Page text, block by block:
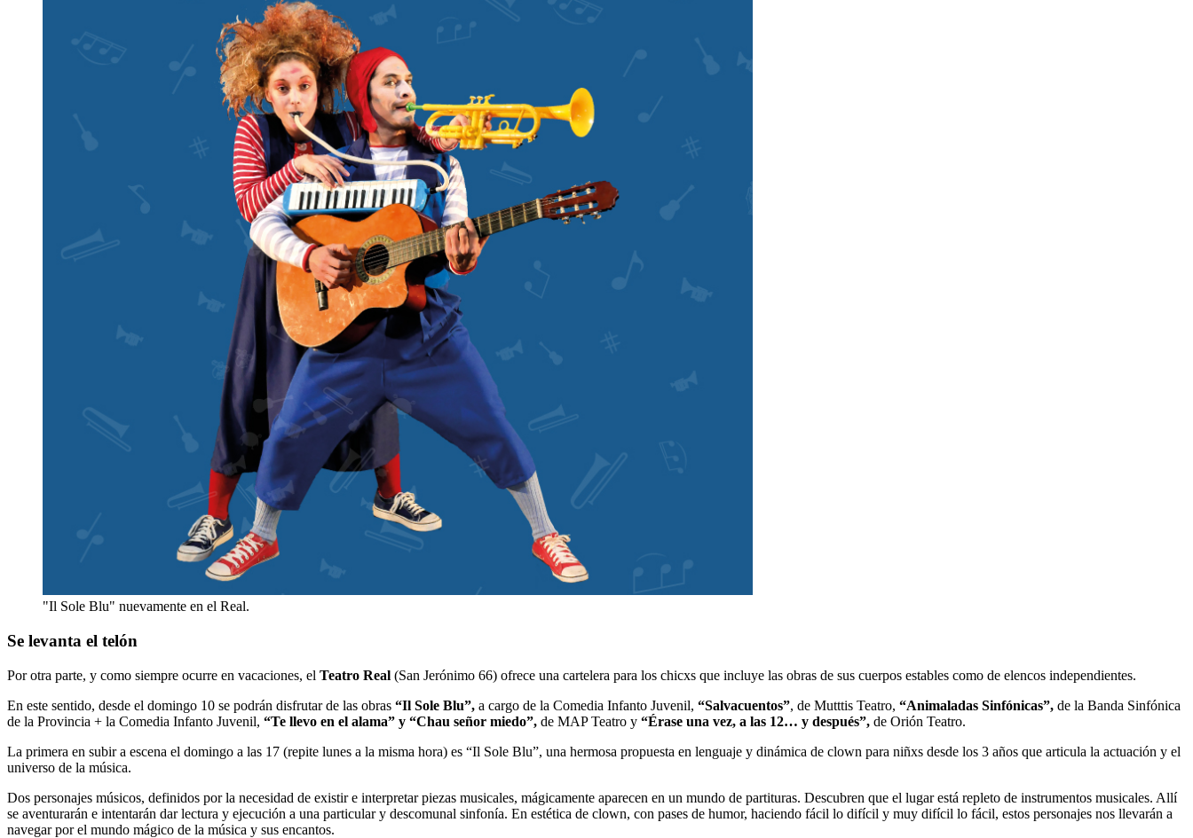
"Il Sole Blu" nuevamente en el Real.
Se levanta el telón
Por otra parte, y como siempre ocurre en vacaciones, el Teatro Real (San Jerónimo 66) ofrece una cartelera para los chicxs que incluye las obras de sus cuerpos estables como de elencos independientes.
En este sentido, desde el domingo 10 se podrán disfrutar de las obras “Il Sole Blu”, a cargo de la Comedia Infanto Juvenil, “Salvacuentos”, de Mutttis Teatro, “Animaladas Sinfónicas”, de la Banda Sinfónica
de la Provincia + la Comedia Infanto Juvenil, “Te llevo en el alama” y “Chau señor miedo”, de MAP Teatro y “Érase una vez, a las 12… y después”, de Orión Teatro.
La primera en subir a escena el domingo a las 17 (repite lunes a la misma hora) es “Il Sole Blu”, una hermosa propuesta en lenguaje y dinámica de clown para niñxs desde los 3 años que articula la actuación y el
universo de la música.
Dos personajes músicos, definidos por la necesidad de existir e interpretar piezas musicales, mágicamente aparecen en un mundo de partituras. Descubren que el lugar está repleto de instrumentos musicales. Allí
se aventurarán e intentarán dar lectura y ejecución a una particular y descomunal sinfonía. En estética de clown, con pases de humor, haciendo fácil lo difícil y muy difícil lo fácil, estos personajes nos llevarán a
navegar por el mundo mágico de la música y sus encantos.